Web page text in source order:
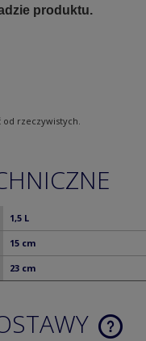
produktu.
rzeczywistych.
1,5 L
15 cm
23 cm